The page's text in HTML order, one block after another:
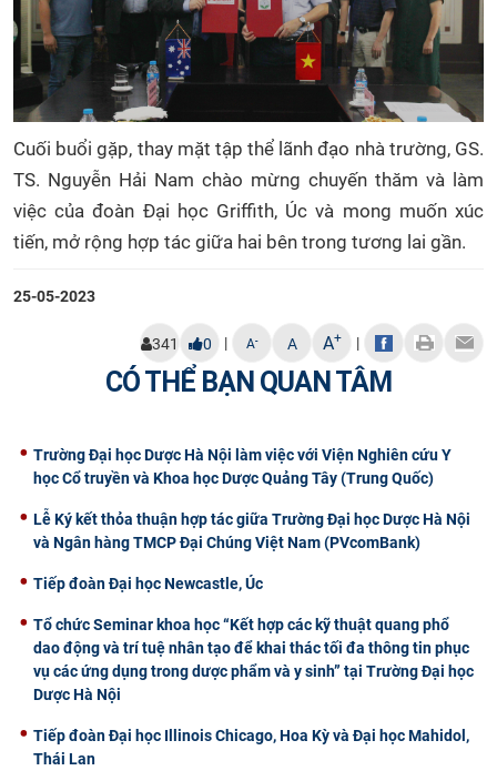
Cuối buổi gặp, thay mặt tập thể lãnh đạo nhà trường, GS.
TS. Nguyễn Hải Nam chào mừng chuyến thăm và làm
việc của đoàn Đại học Griffith, Úc và mong muốn xúc
tiến, mở rộng hợp tác giữa hai bên trong tương lai gần.
25-05-2023
341 0 | A- A A+ |
CÓ THỂ BẠN QUAN TÂM
Trường Đại học Dược Hà Nội làm việc với Viện Nghiên cứu Y
học Cổ truyền và Khoa học Dược Quảng Tây (Trung Quốc)
Lễ Ký kết thỏa thuận hợp tác giữa Trường Đại học Dược Hà Nội
và Ngân hàng TMCP Đại Chúng Việt Nam (PVcomBank)
Tiếp đoàn Đại học Newcastle, Úc
Tổ chức Seminar khoa học “Kết hợp các kỹ thuật quang phổ
dao động và trí tuệ nhân tạo để khai thác tối đa thông tin phục
vụ các ứng dụng trong dược phẩm và y sinh” tại Trường Đại học
Dược Hà Nội
Tiếp đoàn Đại học Illinois Chicago, Hoa Kỳ và Đại học Mahidol,
Thái Lan